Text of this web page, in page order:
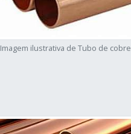
Imagem ilustrativa de Tubo de